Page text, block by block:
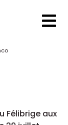
Félibrige aux